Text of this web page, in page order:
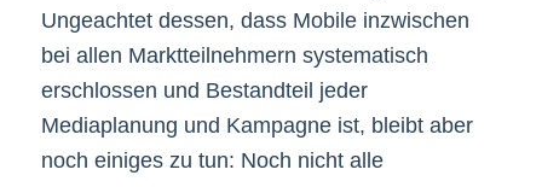
Ungeachtet dessen, dass Mobile inzwischen
bei allen Marktteilnehmern systematisch
erschlossen und Bestandteil jeder
Mediaplanung und Kampagne ist, bleibt aber
noch einiges zu tun: Noch nicht alle